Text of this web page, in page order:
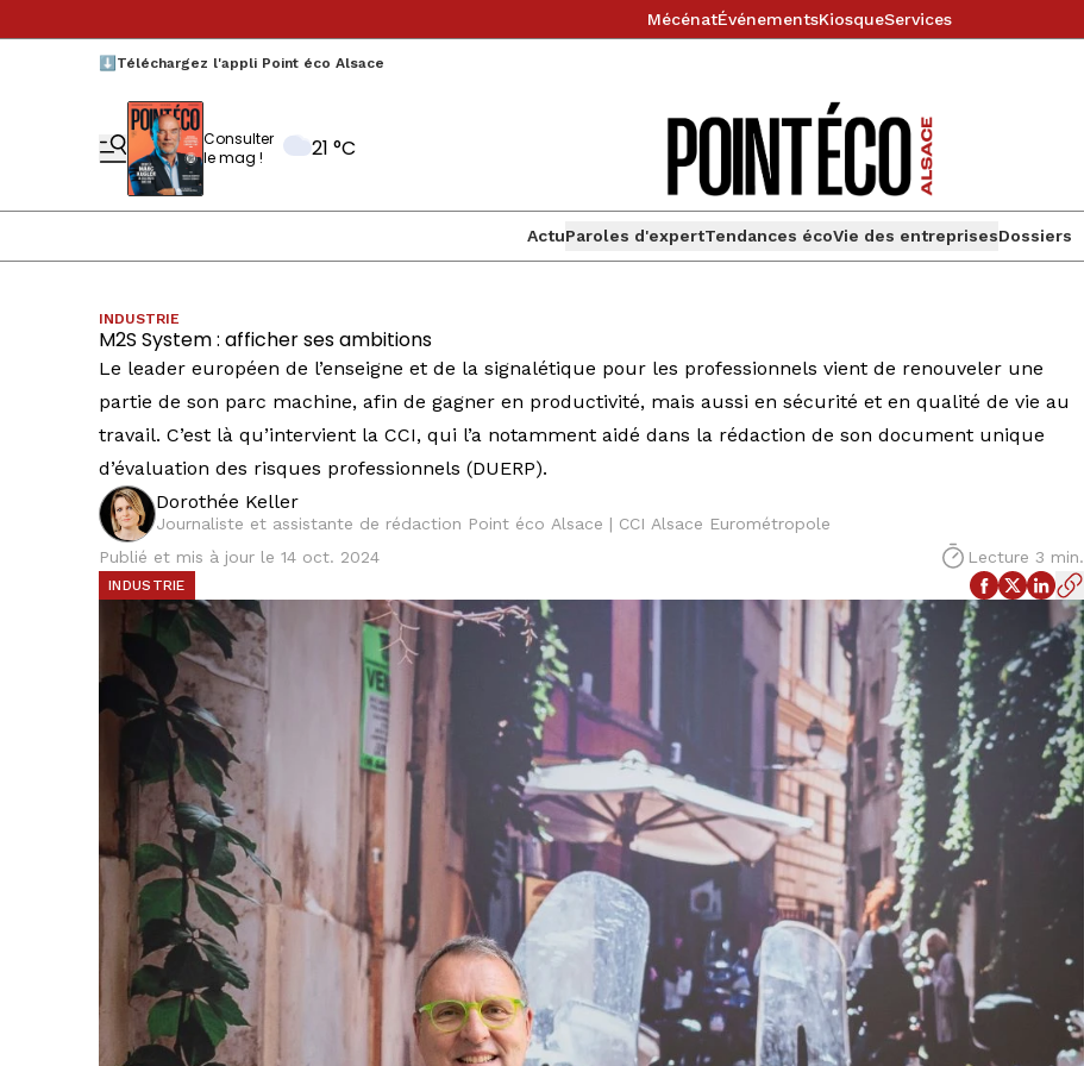
MécénatÉvénementsKiosqueServices
⬇️Téléchargez l'appli Point éco Alsace
Consulter
le mag !
21 °C
ActuParoles d'expertTendances écoVie des entreprisesDossiers
INDUSTRIE
M2S System : afficher ses ambitions
Le leader européen de l’enseigne et de la signalétique pour les professionnels vient de renouveler une
partie de son parc machine, afin de gagner en productivité, mais aussi en sécurité et en qualité de vie au
travail. C’est là qu’intervient la CCI, qui l’a notamment aidé dans la rédaction de son document unique
d’évaluation des risques professionnels (DUERP).
Dorothée Keller
Journaliste et assistante de rédaction Point éco Alsace | CCI Alsace Eurométropole
Publié et mis à jour le 14 oct. 2024
Lecture 3 min.
INDUSTRIE